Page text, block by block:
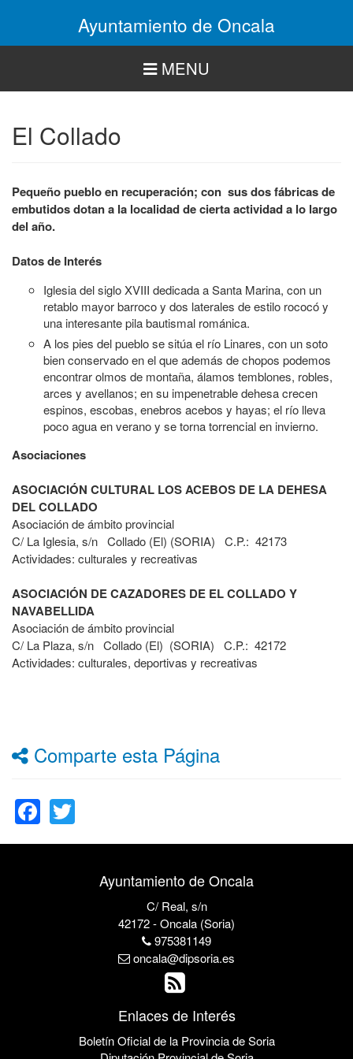
Ayuntamiento de Oncala
MENU
El Collado
Pequeño pueblo en recuperación; con sus dos fábricas de
embutidos dotan a la localidad de cierta actividad a lo largo
del año.
Datos de Interés
Iglesia del siglo XVIII dedicada a Santa Marina, con un
retablo mayor barroco y dos laterales de estilo rococó y
una interesante pila bautismal románica.
A los pies del pueblo se sitúa el río Linares, con un soto
bien conservado en el que además de chopos podemos
encontrar olmos de montaña, álamos temblones, robles,
arces y avellanos; en su impenetrable dehesa crecen
espinos, escobas, enebros acebos y hayas; el río lleva
poco agua en verano y se torna torrencial en invierno.
Asociaciones
ASOCIACIÓN CULTURAL LOS ACEBOS DE LA DEHESA
DEL COLLADO
Asociación de ámbito provincial
C/ La Iglesia, s/n Collado (El) (SORIA) C.P.: 42173
Actividades: culturales y recreativas
ASOCIACIÓN DE CAZADORES DE EL COLLADO Y
NAVABELLIDA
Asociación de ámbito provincial
C/ La Plaza, s/n Collado (El) (SORIA) C.P.: 42172
Actividades: culturales, deportivas y recreativas
Comparte esta Página
Facebook
Ayuntamiento de Oncala
C/ Real, s/n
42172 - Oncala (Soria)
975381149
oncala@dipsoria.es
Enlaces de Interés
Boletín Oficial de la Provincia de Soria